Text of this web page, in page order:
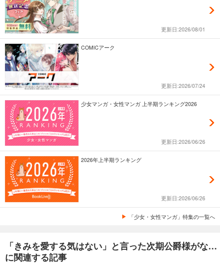
更新日:2026/08/01
COMICアーク
更新日:2026/07/24
少女マンガ・女性マンガ 上半期ランキング2026
更新日:2026/06/26
2026年上半期ランキング
更新日:2026/06/26
「少女・女性マンガ」特集の一覧へ
「きみを愛する気はない」と言った次期公爵様がなぜか溺愛してきます（単話版）
に関連する記事